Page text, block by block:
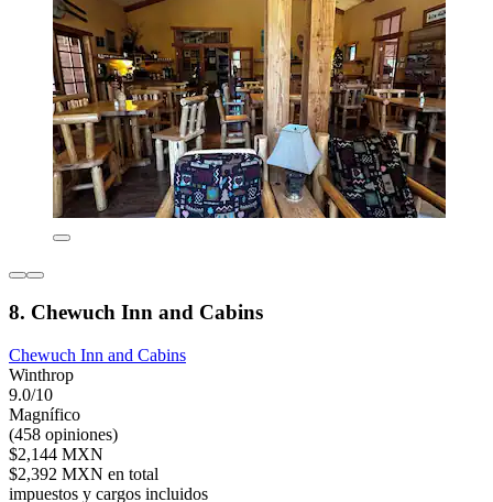
8. Chewuch Inn and Cabins
Chewuch Inn and Cabins
Winthrop
9.0/10
Magnífico
(458 opiniones)
$2,144 MXN
$2,392 MXN en total
impuestos y cargos incluidos